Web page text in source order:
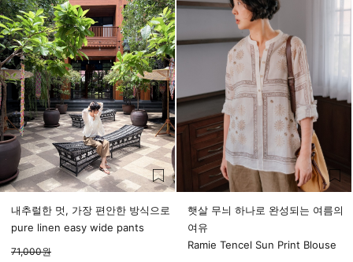
내추럴한 멋, 가장 편안한 방식으로
pure linen easy wide pants
71,000원
햇살 무늬 하나로 완성되는 여름의
여유
Ramie Tencel Sun Print Blouse